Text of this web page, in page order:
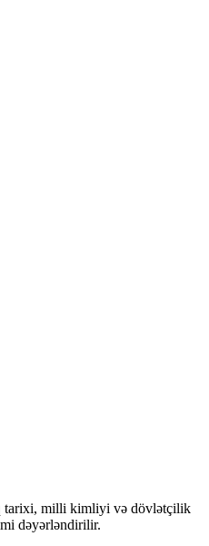
tarixi, milli kimliyi və dövlətçilik
dəyərləndirilir.